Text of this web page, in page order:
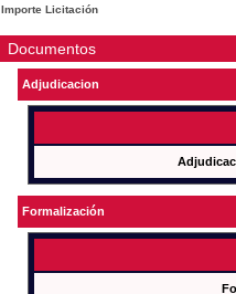
Importe Licitación
Documentos
Adjudicacion
Formalización